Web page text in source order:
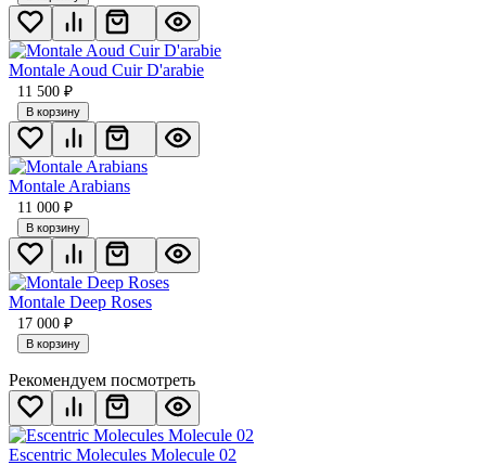
Montale Aoud Cuir D'arabie
11 500 ₽
В корзину
Montale Arabians
11 000 ₽
В корзину
Montale Deep Roses
17 000 ₽
В корзину
Рекомендуем посмотреть
Escentric Molecules Molecule 02